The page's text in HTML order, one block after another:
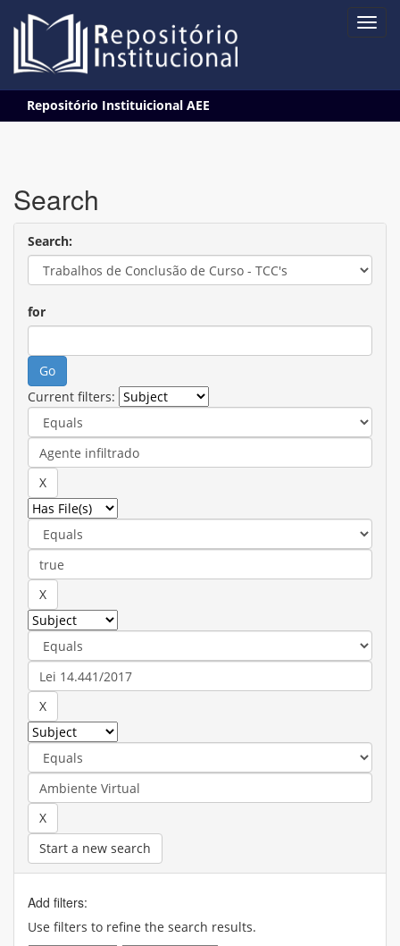
navigation
Repositório Instituicional AEE
Search
Search:
for
Current filters:
Start a new search
Add filters:
Use filters to refine the search results.